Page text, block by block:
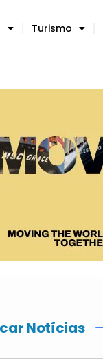
Turismo
Notícias